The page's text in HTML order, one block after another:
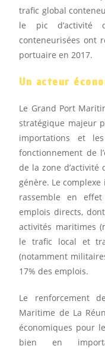
trafic global
le pic d’activité
conteneurisées ont
portuaire en 2017.
Un acteur
Le Grand Port
stratégique majeur
importations et
fonctionnement de
de la zone d’activité
génère. Le
rassemble en
emplois directs,
activités maritimes
le trafic local et
(notamment
17% des emplois.
Le renforcement
Maritime de La
économiques pour
bien en